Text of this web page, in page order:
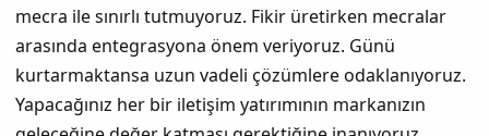
mecra ile sınırlı tutmuyoruz. Fikir üretirken mecralar
arasında entegrasyona önem veriyoruz. Günü
kurtarmaktansa uzun vadeli çözümlere odaklanıyoruz.
Yapacağınız her bir iletişim yatırımının markanızın